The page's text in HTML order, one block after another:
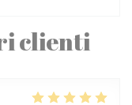
clienti